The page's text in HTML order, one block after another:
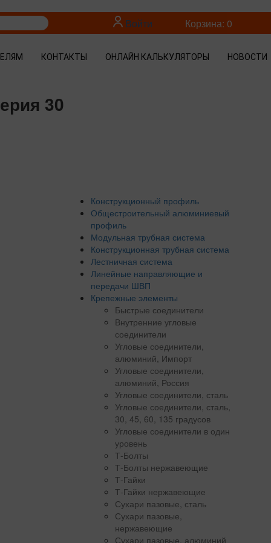
Войти Корзина: 0
КОНТАКТЫ ОНЛАЙН КАЛЬКУЛЯТОРЫ НОВОСТИ
30
Конструкционный профиль
Общестроительный алюминиевый
профиль
Модульная трубная система
Конструкционная трубная система
Лестничная система
Линейные направляющие и
передачи ШВП
Крепежные элементы
Быстрые соединители
Внутренние угловые
соединители
Угловые соединители,
алюминий, Импорт
Угловые соединители,
алюминий, Россия
Угловые соединители, сталь
Угловые соединители, сталь,
30, 45, 60, 135 градусов
Угловые соединители в один
уровень
Т-Болты
Т-Болты нержавеющие
Т-Гайки
Т-Гайки нержавеющие
Сухари пазовые, сталь
Сухари пазовые,
нержавеющие
Сухари пазовые, алюминий